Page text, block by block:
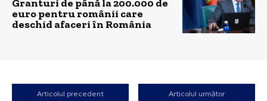
Granturi de până la 200.000 de
euro pentru românii care
deschid afaceri în România
Articolul precedent Articolul următor